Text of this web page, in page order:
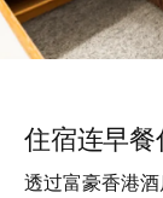
住宿连早
透过富豪香港